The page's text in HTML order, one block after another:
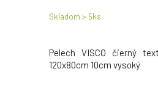
Skladom > 5ks
Pelech VISCO čierný
120x80cm 10cm vysoký